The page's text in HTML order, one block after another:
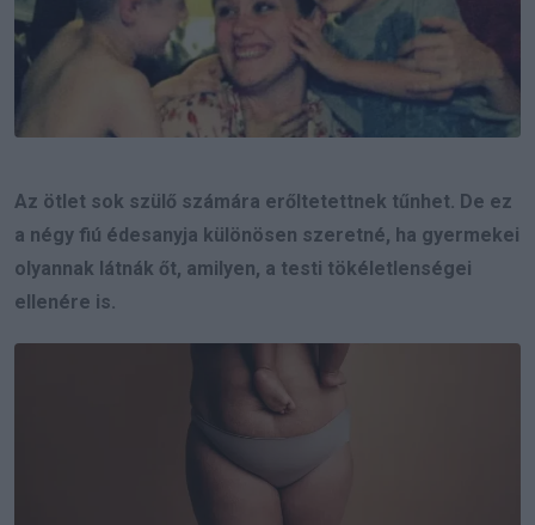
Az ötlet sok szülő számára erőltetettnek tűnhet. De ez
a négy fiú édesanyja különösen szeretné, ha gyermekei
olyannak látnák őt, amilyen, a testi tökéletlenségei
ellenére is.